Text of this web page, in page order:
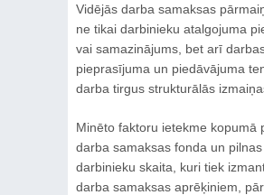
Vidējās darba samaksas
ne tikai darbinieku atalgojuma
vai samazinājums, bet arī
pieprasījuma un piedāvājuma
darba tirgus strukturālās
Minēto faktoru ietekme kopumā
darba samaksas fonda un
darbinieku skaita, kuri tiek
darba samaksas aprēķiniem,